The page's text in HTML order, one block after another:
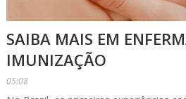
SAIBA MAIS EM
IMUNIZAÇÃO
05:08